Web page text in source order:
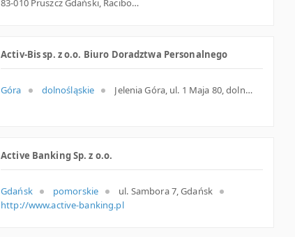
83-010 Pruszcz Gdański, Raciborskiego 10, pomorskie
Activ-Bis sp. z o.o. Biuro Doradztwa Personalnego
Góra dolnośląskie Jelenia Góra, ul. 1 Maja 80, dolnośląskie
Active Banking Sp. z o.o.
Gdańsk pomorskie
ul. Sambora 7, Gdańsk
http://www.active-banking.pl